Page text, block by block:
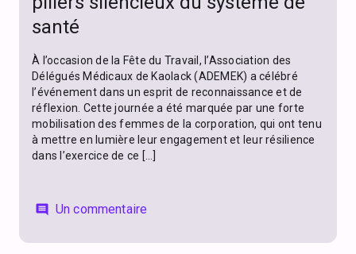
santé
À l’occasion de la Fête du Travail, l’Association des
Délégués Médicaux de Kaolack (ADEMEK) a célébré
l’événement dans un esprit de reconnaissance et de
réflexion. Cette journée a été marquée par une forte
mobilisation des femmes de la corporation, qui ont tenu
à mettre en lumière leur engagement et leur résilience
dans l’exercice de ce […]
comment Un commentaire